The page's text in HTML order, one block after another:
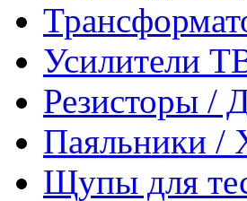
Усилители
Резисторы /
Паяльники /
Щупы для